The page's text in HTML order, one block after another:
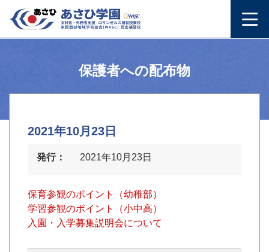
保護者への配布物
2021年10月23日
発行： 2021年10月23日
保育参観のポイント（幼稚部）
学習参観のポイント（小中高）
入園・入学募集説明会について